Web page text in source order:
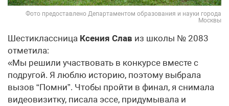
Фото предоставлено Департаментом образования и науки города
Москвы
Шестиклассница Ксения Слав из школы № 2083
отметила:
«Мы решили участвовать в конкурсе вместе с
подругой. Я люблю историю, поэтому выбрала
вызов “Помни”. Чтобы пройти в финал, я снимала
видеовизитку, писала эссе, придумывала и